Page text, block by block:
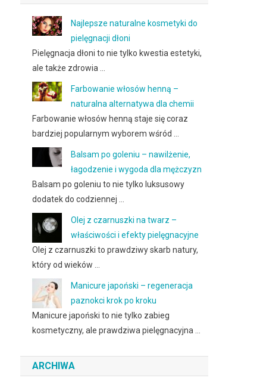
Najlepsze naturalne kosmetyki do
pielęgnacji dłoni
Pielęgnacja dłoni to nie tylko kwestia estetyki,
ale także zdrowia …
Farbowanie włosów henną –
naturalna alternatywa dla chemii
Farbowanie włosów henną staje się coraz
bardziej popularnym wyborem wśród …
Balsam po goleniu – nawilżenie,
łagodzenie i wygoda dla mężczyzn
Balsam po goleniu to nie tylko luksusowy
dodatek do codziennej …
Olej z czarnuszki na twarz –
właściwości i efekty pielęgnacyjne
Olej z czarnuszki to prawdziwy skarb natury,
który od wieków …
Manicure japoński – regeneracja
paznokci krok po kroku
Manicure japoński to nie tylko zabieg
kosmetyczny, ale prawdziwa pielęgnacyjna …
ARCHIWA